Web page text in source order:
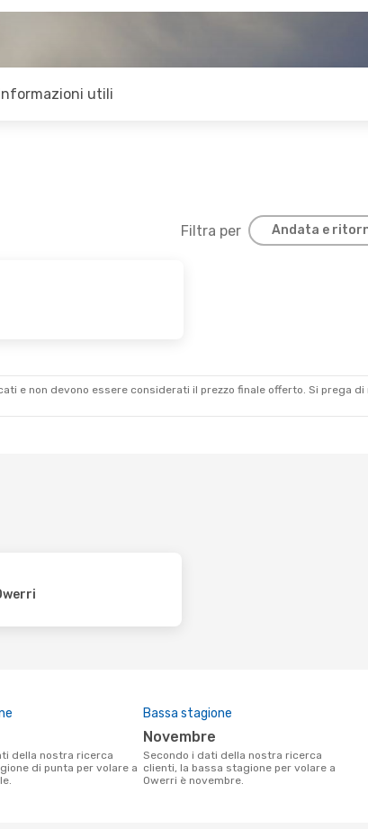
utili
Filtra per Andata e
e non devono essere considerati il ​​prezzo finale offerto. Si prega
di punta per volare a
Bassa stagione
novembre
Secondo i dati della nostra ricerca
clienti, la bassa stagione per volare a
Owerri è novembre.